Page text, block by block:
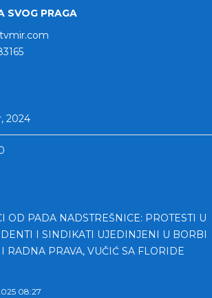
SVOG PRAGA
2024
OD PADA NADSTREŠNICE: PROTESTI U
I SINDIKATI UJEDINJENI U BORBI
RADNA PRAVA, VUČIĆ SA FLORIDE
08:27